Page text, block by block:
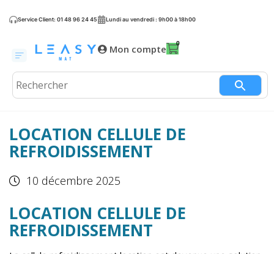
Service Client: 01 48 96 24 45 Lundi au vendredi : 9h00 à 18h00
Mon compte
LOCATION CELLULE DE
REFROIDISSEMENT
10 décembre 2025
LOCATION CELLULE DE
REFROIDISSEMENT